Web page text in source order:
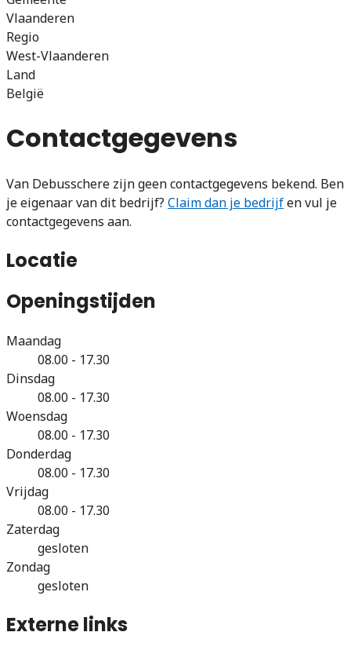
Vlaanderen
Regio
West-Vlaanderen
Land
België
Contactgegevens
Van Debusschere zijn geen contactgegevens bekend. Ben
je eigenaar van dit bedrijf? Claim dan je bedrijfen vul je
contactgegevens aan.
Locatie
Openingstijden
Maandag
08.00 - 17.30
Dinsdag
08.00 - 17.30
Woensdag
08.00 - 17.30
Donderdag
08.00 - 17.30
Vrijdag
08.00 - 17.30
Zaterdag
gesloten
Zondag
gesloten
Externe links